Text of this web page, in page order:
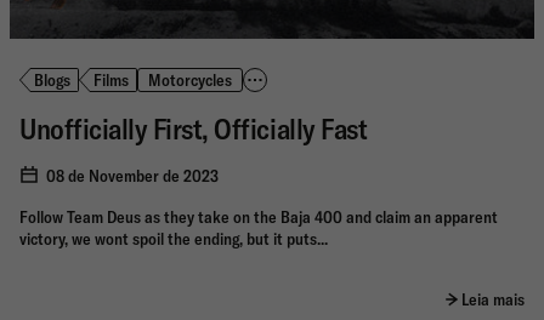
Blogs Films Motorcycles
Unofficially First, Officially Fast
08 de November de 2023
Follow Team Deus as they take on the Baja 400 and claim an apparent
victory, we wont spoil the ending, but it puts...
Leia mais